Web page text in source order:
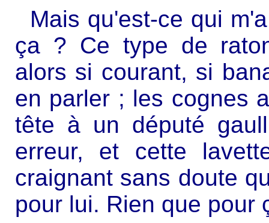
Mais qu'est-ce qui
ça ? Ce type de
alors si courant, si
en parler ; les cognes
tête à un député
erreur, et cette
craignant sans doute
pour lui. Rien que pour